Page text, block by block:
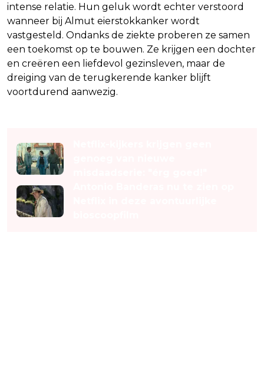
intense relatie. Hun geluk wordt echter verstoord
wanneer bij Almut eierstokkanker wordt
vastgesteld. Ondanks de ziekte proberen ze samen
een toekomst op te bouwen. Ze krijgen een dochter
en creëren een liefdevol gezinsleven, maar de
dreiging van de terugkerende kanker blijft
voortdurend aanwezig.